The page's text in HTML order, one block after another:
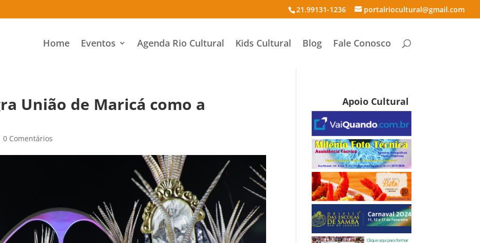
21.99131-1236 portalriocultural@gmail.com
Home Eventos Agenda Rio Cultural Kids Cultural Blog Fale Conosco
União de Maricá como a
0 Comentários
Apoio Cultural